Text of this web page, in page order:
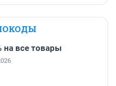
на все товары